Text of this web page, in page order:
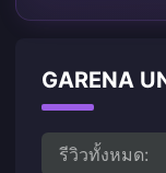
GARENA
รีวิวทั้งหมด: